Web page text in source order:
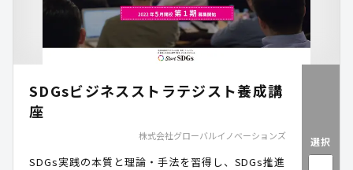
SDGsビジネスストラテジスト養成講
座
株式会社グローバルイノベーションズ
SDGs実践の本質と理論・手法を習得し、SDGs推進
選択